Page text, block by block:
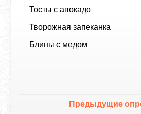
Тосты с авокадо
Творожная запеканка
Блины с медом
Предыдущие